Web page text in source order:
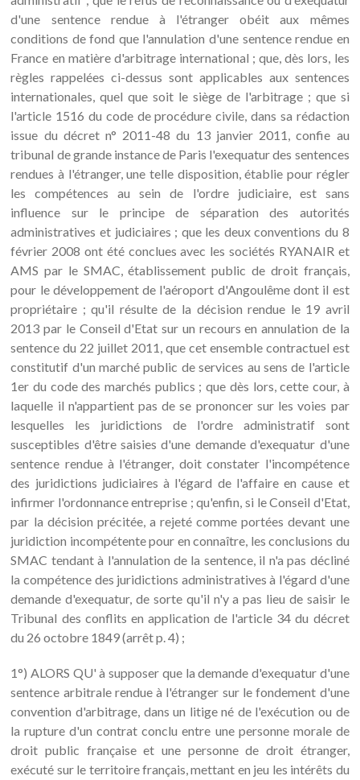
d'une sentence rendue à l'étranger obéit aux mêmes
conditions de fond que l'annulation d'une sentence rendue en
France en matière d'arbitrage international ; que, dès lors, les
règles rappelées ci-dessus sont applicables aux sentences
internationales, quel que soit le siège de l'arbitrage ; que si
l'article 1516 du code de procédure civile, dans sa rédaction
issue du décret n° 2011-48 du 13 janvier 2011, confie au
tribunal de grande instance de Paris l'exequatur des sentences
rendues à l'étranger, une telle disposition, établie pour régler
les compétences au sein de l'ordre judiciaire, est sans
influence sur le principe de séparation des autorités
administratives et judiciaires ; que les deux conventions du 8
février 2008 ont été conclues avec les sociétés RYANAIR et
AMS par le SMAC, établissement public de droit français,
pour le développement de l'aéroport d'Angoulême dont il est
propriétaire ; qu'il résulte de la décision rendue le 19 avril
2013 par le Conseil d'Etat sur un recours en annulation de la
sentence du 22 juillet 2011, que cet ensemble contractuel est
constitutif d'un marché public de services au sens de l'article
1er du code des marchés publics ; que dès lors, cette cour, à
laquelle il n'appartient pas de se prononcer sur les voies par
lesquelles les juridictions de l'ordre administratif sont
susceptibles d'être saisies d'une demande d'exequatur d'une
sentence rendue à l'étranger, doit constater l'incompétence
des juridictions judiciaires à l'égard de l'affaire en cause et
infirmer l'ordonnance entreprise ; qu'enfin, si le Conseil d'Etat,
par la décision précitée, a rejeté comme portées devant une
juridiction incompétente pour en connaître, les conclusions du
SMAC tendant à l'annulation de la sentence, il n'a pas décliné
la compétence des juridictions administratives à l'égard d'une
demande d'exequatur, de sorte qu'il n'y a pas lieu de saisir le
Tribunal des conflits en application de l'article 34 du décret
du 26 octobre 1849 (arrêt p. 4) ;
1°) ALORS QU' à supposer que la demande d'exequatur d'une
sentence arbitrale rendue à l'étranger sur le fondement d'une
convention d'arbitrage, dans un litige né de l'exécution ou de
la rupture d'un contrat conclu entre une personne morale de
droit public française et une personne de droit étranger,
exécuté sur le territoire français, mettant en jeu les intérêts du